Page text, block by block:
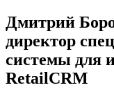
Дмитрий
директор
системы для
RetailCRM